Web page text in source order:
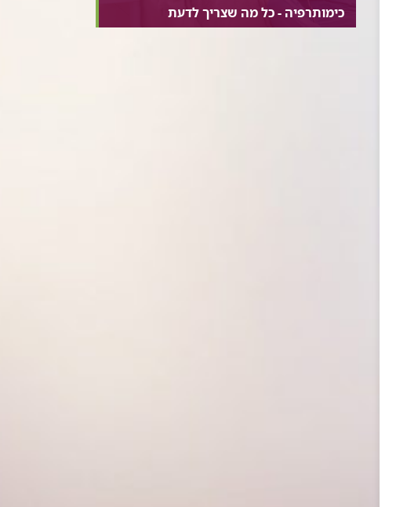
כימותרפיה - כל מה שצריך לדעת